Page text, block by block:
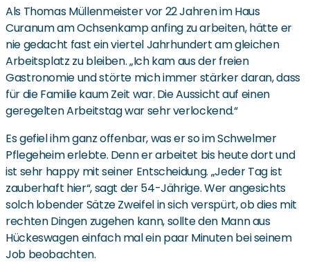
Als Thomas Müllenmeister vor 22 Jahren im Haus
Curanum am Ochsenkamp anfing zu arbeiten, hätte er
nie gedacht fast ein viertel Jahrhundert am gleichen
Arbeitsplatz zu bleiben. „Ich kam aus der freien
Gastronomie und störte mich immer stärker daran, dass
für die Familie kaum Zeit war. Die Aussicht auf einen
geregelten Arbeitstag war sehr verlockend.“
Es gefiel ihm ganz offenbar, was er so im Schwelmer
Pflegeheim erlebte. Denn er arbeitet bis heute dort und
ist sehr happy mit seiner Entscheidung. „Jeder Tag ist
zauberhaft hier“, sagt der 54-Jährige. Wer angesichts
solch lobender Sätze Zweifel in sich verspürt, ob dies mit
rechten Dingen zugehen kann, sollte den Mann aus
Hückeswagen einfach mal ein paar Minuten bei seinem
Job beobachten.